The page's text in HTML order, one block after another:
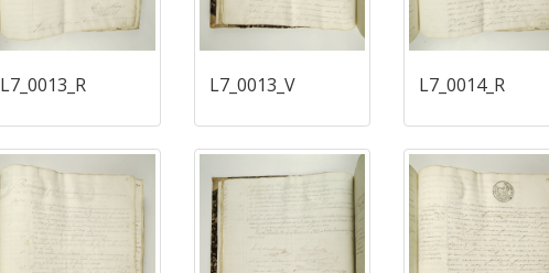
L7_0013_R L7_0013_V L7_0014_R